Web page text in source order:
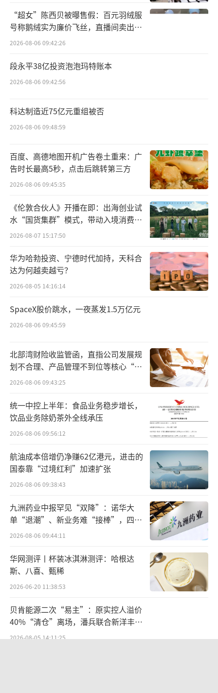
“京东宠物金选”标准落地成分表虚假、
质量不合格百倍赔
具体来看，在宠物食品领域，京东超市将
针对自营宠粮推出行业唯一的高额保障举措
户购买京东自营带有“宠物金选”标识的宠
粮，若出现成分表虚假、质量不符合国家标准
检测确认，京东超市除赔偿因产品造成的损失
以外，还会向消费者提供订单实付金额的100倍
赔偿，并承担检测费用。这也是京东超市在行
业率先推出自营卫生巾、纸尿裤、奶粉等品
类“百倍赔偿”承诺后，进一步扩大保障覆盖
范围延伸至宠物消费品类。
据介绍，“京东宠物金选”是由京东宠物
与中国饲料工业协会联合打造的团体标准，通
过联合50多家头部品牌，邀请农业农村部饲料
效价与安全检验测试中心（北京）等权威机构
严格把关，制定出严于国标、高于行业的评级
宠物商品。
同时，京东超市还将联合全行业优质品牌
源机制，推行“不爱吃包退”制度；京东全球
购从全球21个国家直采符合AAFCO、IFS国际标
准的跨境宠物食品，通过品牌授权+正品溯源双
重保障，从源头确保100%正品。
据了解，不仅是宠物产品，京东超市还在
建起六大保真服务体系，包括成分保真、规格
保真、源头保真、原料保真、鉴定保真和渠道
保真，年投入质检成本超亿元，依托正品采购
体系、全链路溯源技术、权威检测认证、售后
保障机制等能力建设，为消费者撑好安全伞、
严把品质关。
推出六大举措京东宠物联合各方构建产业
新生态
“超女”陈西贝被曝售假：百元羽绒服
号称鹅绒实为廉价飞丝，直播间卖出超
百万元
2026-08-06 09:42:26
段永平38亿投资泡泡玛特账本
2026-08-06 09:42:56
科达制造近75亿元重组被否
2026-08-06 09:48:59
百度、高德地图开机广告卷土重来：广
告时长最高5秒，点击后跳转第三方
2026-08-06 09:45:35
《伦敦合伙人》开播在即：出海创业试
水“国货集群”模式，带动入境消费反
向种草
2026-08-07 15:17:50
华为哈勃投资、宁德时代加持，天科合
达为何越卖越亏？
2026-08-05 14:16:14
SpaceX股价跳水，一夜蒸发1.5万亿元
2026-08-06 09:45:59
北部湾财险收监管函，直指公司发展规
划不合理、产品管理不到位等核心“痛
点”
2026-08-06 09:43:25
统一中控上半年：食品业务稳步增长，
饮品业务除奶茶外全线承压
2026-08-06 09:56:12
航油成本倍增仍净赚62亿港元，进击的
国泰靠“过境红利”加速扩张
2026-08-06 09:38:43
九洲药业中报罕见“双降”：诺华大
单“退潮”、新业务难“接棒”，四大
难关待闯
2026-08-06 09:44:11
华网测评丨杯装冰淇淋测评：哈根达
斯、八喜、甄稀
2026-06-20 11:38:53
贝肯能源二次“易主”：原实控人溢价
40%“清仓”离场，潘兵联合新洋丰、
宏科百世拟入主
2026-08-05 14:11:25